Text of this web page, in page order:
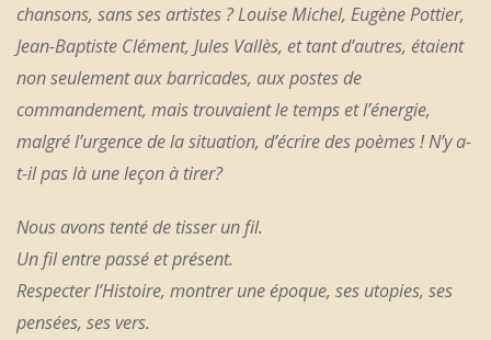
chansons, sans ses artistes ? Louise Michel, Eugène Pottier,
Jean-Baptiste Clément, Jules Vallès, et tant d’autres, étaient
non seulement aux barricades, aux postes de
commandement, mais trouvaient le temps et l’énergie,
malgré l’urgence de la situation, d’écrire des poèmes ! N’y a-
t-il pas là une leçon à tirer?
Nous avons tenté de tisser un fil.
Un fil entre passé et présent.
Respecter l’Histoire, montrer une époque, ses utopies, ses
pensées, ses vers.